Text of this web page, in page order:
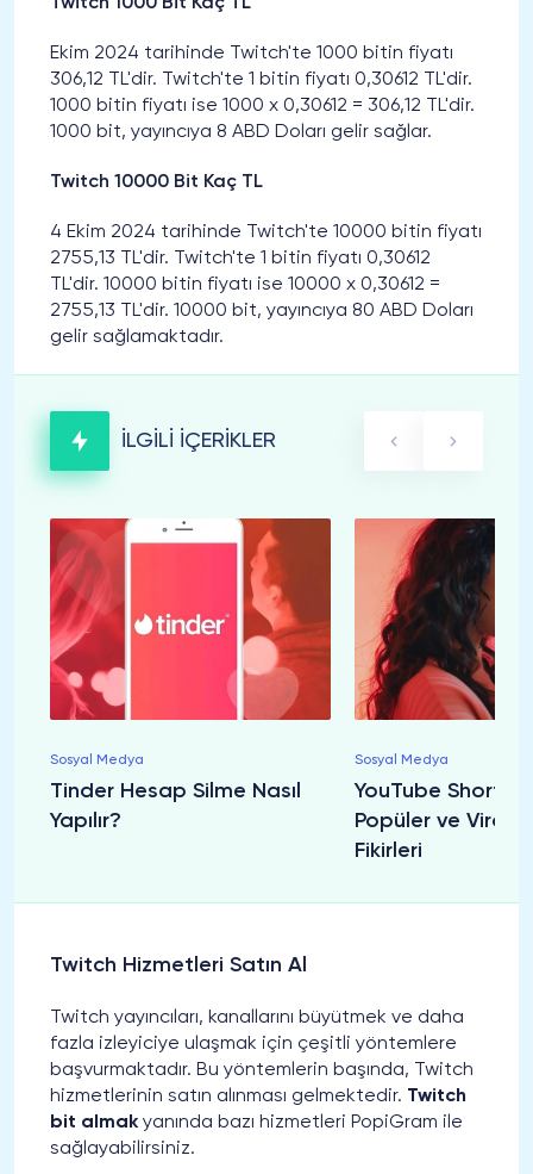
Ekim 2024 tarihinde Twitch'te 1000 bitin fiyatı
306,12 TL'dir. Twitch'te 1 bitin fiyatı 0,30612 TL'dir.
1000 bitin fiyatı ise 1000 x 0,30612 = 306,12 TL'dir.
1000 bit, yayıncıya 8 ABD Doları gelir sağlar.
Twitch 10000 Bit Kaç TL
4 Ekim 2024 tarihinde Twitch'te 10000 bitin fiyatı
2755,13 TL'dir. Twitch'te 1 bitin fiyatı 0,30612
TL'dir. 10000 bitin fiyatı ise 10000 x 0,30612 =
2755,13 TL'dir. 10000 bit, yayıncıya 80 ABD Doları
gelir sağlamaktadır.
İLGİLİ İÇERİKLER
Sosyal Medya
Tinder Hesap Silme Nasıl
Yapılır?
Sosyal Medya
YouTube Shorts
Popüler ve Viral
Fikirleri
Twitch Hizmetleri Satın Al
Twitch yayıncıları, kanallarını büyütmek ve daha
fazla izleyiciye ulaşmak için çeşitli yöntemlere
başvurmaktadır. Bu yöntemlerin başında, Twitch
hizmetlerinin satın alınması gelmektedir. Twitch
bit almak yanında bazı hizmetleri PopiGram ile
sağlayabilirsiniz.